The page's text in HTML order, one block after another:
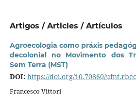
Artigos / Articles / Artículos
Agroecologia como práxis
decolonial no Movimento dos
Sem Terra (MST)
DOI: https://doi.org/10.70860/
Francesco Vittori